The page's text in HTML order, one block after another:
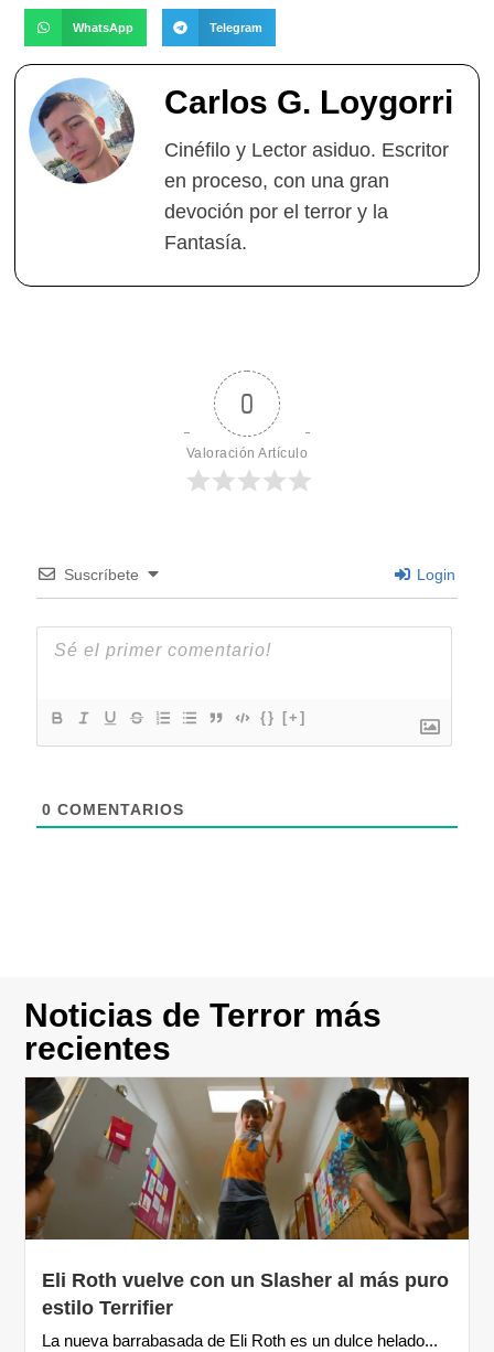
WhatsApp Telegram
Carlos G. Loygorri
Cinéfilo y Lector asiduo. Escritor
en proceso, con una gran
devoción por el terror y la
Fantasía.
0
Valoración Artículo
Suscríbete Login
{} [+]
0 COMENTARIOS
Noticias de Terror más
recientes
Eli Roth vuelve con un Slasher al más puro
estilo Terrifier
La nueva barrabasada de Eli Roth es un dulce helado...